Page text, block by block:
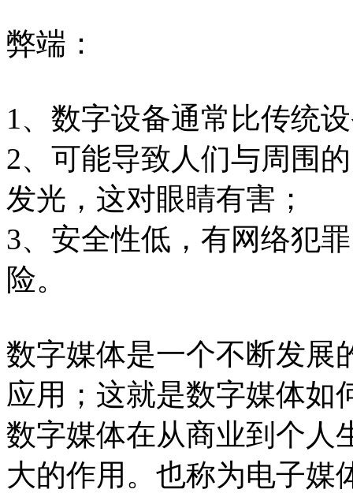
弊端：
1、数字设备通常比传统
2、可能导致人们与周围
发光，这对眼睛有害；
3、安全性低，有网络犯
险。
数字媒体是一个不断发展
应用；这就是数字媒体如
数字媒体在从商业到个人
大的作用。也称为电子媒